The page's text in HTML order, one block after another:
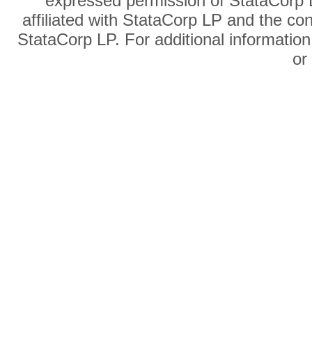
affiliated with StataCorp LP and the
StataCorp LP. For additional
or